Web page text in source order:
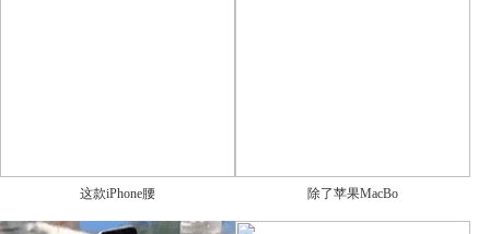
这款iPhone腰 除了苹果MacBo